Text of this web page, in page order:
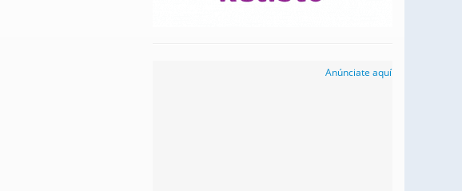
Anúnciate aquí